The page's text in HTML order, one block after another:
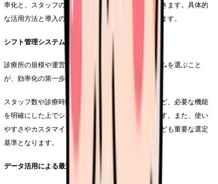
率化と、スタッフの満足度向上を実現することができます。具体的
な活用方法と導入のポイントについて解説していきます。
シフト管理システムの選定
診療所の規模や運営形態に適したシフト管理システムを選ぶこと
が、効率化の第一歩となります。
スタッフ数や診療時間、特殊な勤務形態への対応など、必要な機能
を明確にした上でシステムを選定することが重要です。また、使い
やすさやカスタマイズ性、コストパフォーマンスなども重要な選定
基準となります。
データ活用による最適化